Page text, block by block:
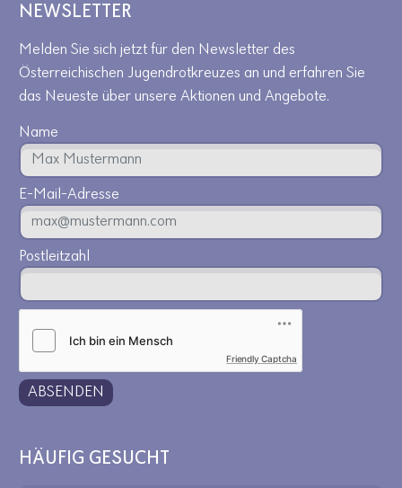
NEWSLETTER
Melden Sie sich jetzt für den Newsletter des
Österreichischen Jugendrotkreuzes an und erfahren Sie
das Neueste über unsere Aktionen und Angebote.
Name
E-Mail-Adresse
Postleitzahl
Friendly Captcha
ABSENDEN
HÄUFIG GESUCHT